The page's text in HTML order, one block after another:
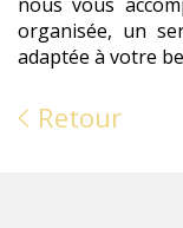
organisée, un
adaptée à votre
Retour